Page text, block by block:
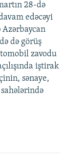
28-də
edəcəyi
də görüş
zavodu
iştirak
sənaye,